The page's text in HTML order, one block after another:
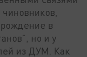
в
но и у
из ДУМ. Как